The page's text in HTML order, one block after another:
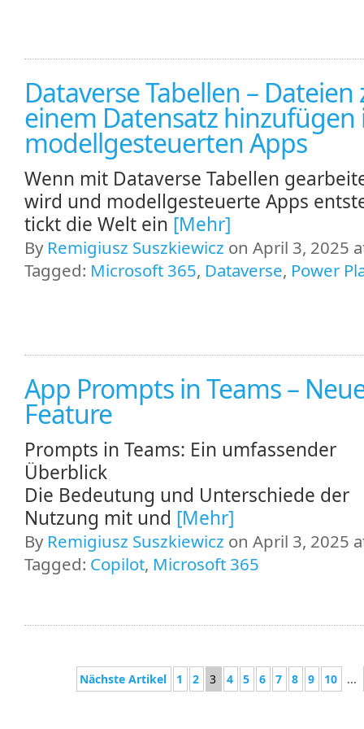
Dataverse Tabellen – Dateien
einem Datensatz hinzufügen
modellgesteuerten Apps
Wenn mit Dataverse Tabellen
wird und modellgesteuerte Apps
tickt die Welt ein [Mehr]
By Remigiusz Suszkiewicz on April 3, 2025
Tagged: Microsoft 365, Dataverse, Power
App Prompts in Teams –
Feature
Prompts in Teams: Ein umfassender
Überblick
Die Bedeutung und Unterschiede der
Nutzung mit und [Mehr]
By Remigiusz Suszkiewicz on April 3, 2025
Tagged: Copilot, Microsoft 365
Nächste Artikel 1 2 3 4 5 6 7 8 9 10 ...